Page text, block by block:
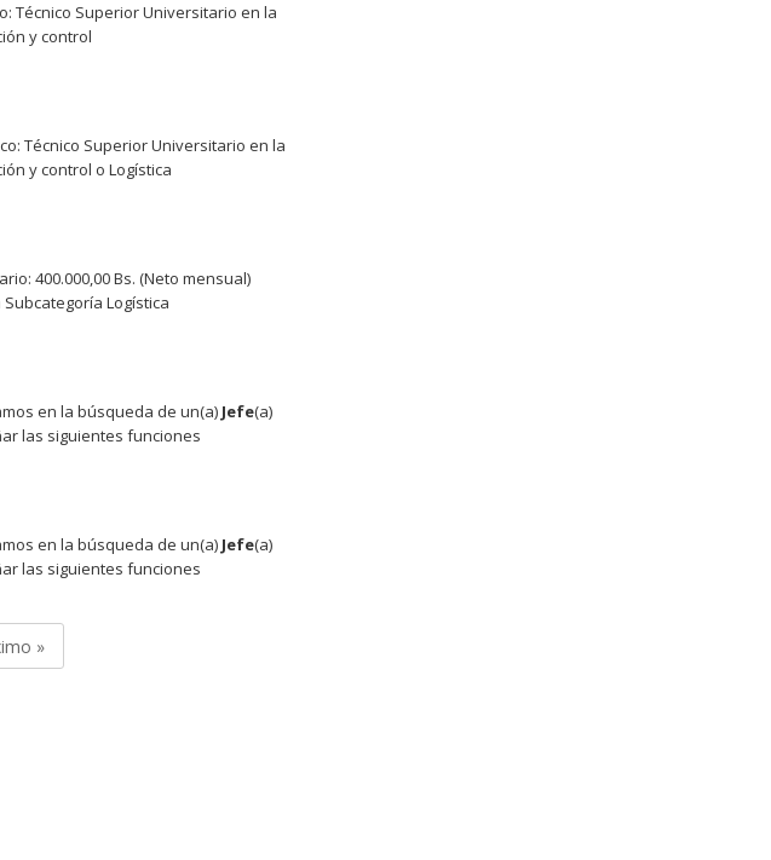
Técnico Superior Universitario en la
y control
Técnico Superior Universitario en la
y control o Logística
400.000,00 Bs. (Neto mensual)
Logística
en la búsqueda de un(a) Jefe(a)
las siguientes funciones
en la búsqueda de un(a) Jefe(a)
las siguientes funciones
»